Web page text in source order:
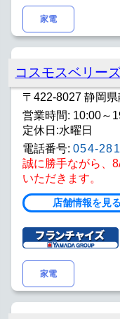
家電
コスモスベリー
〒422-8027 静岡
営業時間: 10:00～
定休日:水曜日
電話番号: 054-
誠に勝手ながら、
いただきます。
店舗情報を見る
家電